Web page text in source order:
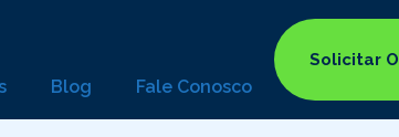
Blog Fale Conosco
Solicitar